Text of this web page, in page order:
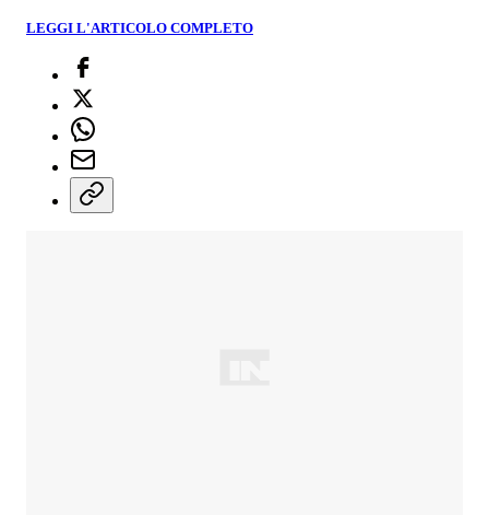
LEGGI L'ARTICOLO COMPLETO